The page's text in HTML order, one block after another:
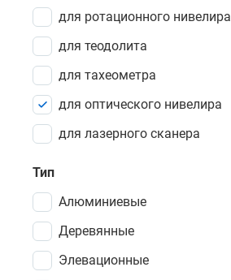
для ротационного нивелира
для теодолита
для тахеометра
для оптического нивелира
для лазерного сканера
Тип
Алюминиевые
Деревянные
Элевационные